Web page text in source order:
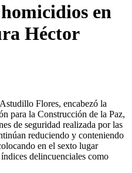
en
Héctor
Flores, encabezó la
para la Construcción de la Paz,
de seguridad realizada por las
reduciendo y conteniendo
en el sexto lugar
delincuenciales como